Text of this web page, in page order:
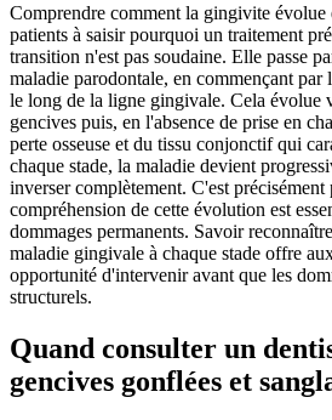
Comprendre comment la gingivite évolue
patients à saisir pourquoi un traitement
transition n'est pas soudaine. Elle passe
maladie parodontale, en commençant
le long de la ligne gingivale. Cela évolue
gencives puis, en l'absence de prise en
perte osseuse et du tissu conjonctif qui
chaque stade, la maladie devient
inverser complètement. C'est précisément
compréhension de cette évolution est
dommages permanents. Savoir
maladie gingivale à chaque stade offre
opportunité d'intervenir avant que les
structurels.
Quand consulter un
gencives gonflées et